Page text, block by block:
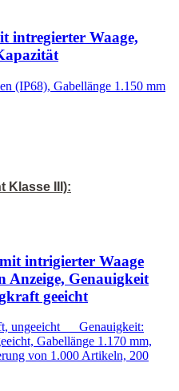
intregierter Waage,
(IP68), Gabellänge 1.150 mm
Klasse III):
intrigierter Waage
Anzeige, Genauigkeit
geeicht
ungeeicht Genauigkeit:
Gabellänge 1.170 mm,
von 1.000 Artikeln, 200